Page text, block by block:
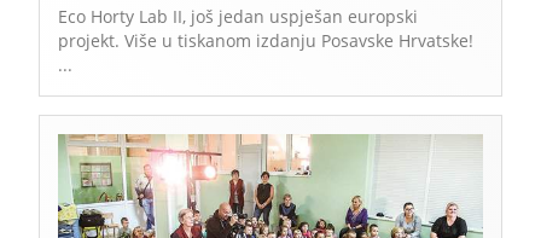
Eco Horty Lab II, još jedan uspješan europski
projekt. Više u tiskanom izdanju Posavske Hrvatske!
...